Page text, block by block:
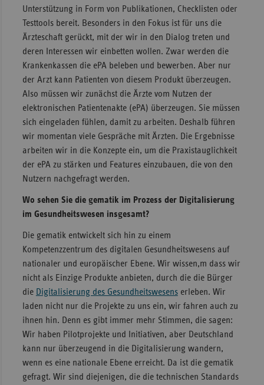
Unterstützung in Form von Publikationen, Checklisten oder
Testtools bereit. Besonders in den Fokus ist für uns die
Ärzteschaft gerückt, mit der wir in den Dialog treten und
deren Interessen wir einbetten wollen. Zwar werden die
Krankenkassen die ePA beleben und bewerben. Aber nur
der Arzt kann Patienten von diesem Produkt überzeugen.
Also müssen wir zunächst die Ärzte vom Nutzen der
elektronischen Patientenakte (ePA) überzeugen. Sie müssen
sich eingeladen fühlen, damit zu arbeiten. Deshalb führen
wir momentan viele Gespräche mit Ärzten. Die Ergebnisse
arbeiten wir in die Konzepte ein, um die Praxistauglichkeit
der ePA zu stärken und Features einzubauen, die von den
Nutzern nachgefragt werden.
Wo sehen Sie die gematik im Prozess der Digitalisierung
im Gesundheitswesen insgesamt?
Die gematik entwickelt sich hin zu einem
Kompetenzzentrum des digitalen Gesundheitswesens auf
nationaler und europäischer Ebene. Wir wissen,m dass wir
nicht als Einzige Produkte anbieten, durch die die Bürger
die Digitalisierung des Gesundheitswesenserleben. Wir
laden nicht nur die Projekte zu uns ein, wir fahren auch zu
ihnen hin. Denn es gibt immer mehr Stimmen, die sagen:
Wir haben Pilotprojekte und Initiativen, aber Deutschland
kann nur überzeugend in die Digitalisierung wandern,
wenn es eine nationale Ebene erreicht. Da ist die gematik
gefragt. Wir sind diejenigen, die die technischen Standards